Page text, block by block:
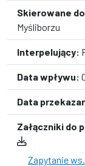
Skierowane
Myśliborzu
Interpelujący:
Data wpływu:
Data
Załączniki do
Zapytanie